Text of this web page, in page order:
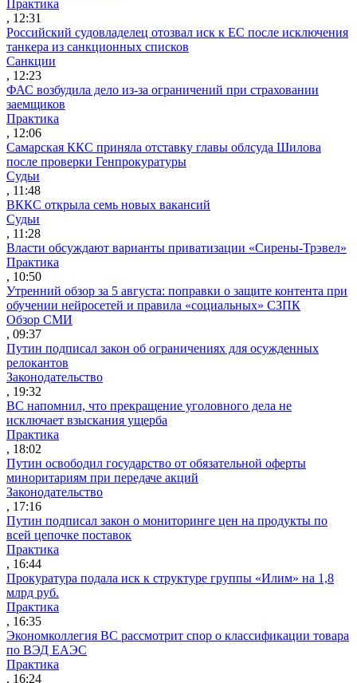
Практика
, 12:31
Российский судовладелец отозвал иск к ЕС после исключения
танкера из санкционных списков
Санкции
, 12:23
ФАС возбудила дело из-за ограничений при страховании
заемщиков
Практика
, 12:06
Самарская ККС приняла отставку главы облсуда Шилова
после проверки Генпрокуратуры
Судьи
, 11:48
ВККС открыла семь новых вакансий
Судьи
, 11:28
Власти обсуждают варианты приватизации «Сирены-Трэвел»
Практика
, 10:50
Утренний обзор за 5 августа: поправки о защите контента при
обучении нейросетей и правила «социальных» СЗПК
Обзор СМИ
, 09:37
Путин подписал закон об ограничениях для осужденных
релокантов
Законодательство
, 19:32
ВС напомнил, что прекращение уголовного дела не
исключает взыскания ущерба
Практика
, 18:02
Путин освободил государство от обязательной оферты
миноритариям при передаче акций
Законодательство
, 17:16
Путин подписал закон о мониторинге цен на продукты по
всей цепочке поставок
Практика
, 16:44
Прокуратура подала иск к структуре группы «Илим» на 1,8
млрд руб.
Практика
, 16:35
Экономколлегия ВС рассмотрит спор о классификации товара
по ВЭД ЕАЭС
Практика
, 16:24